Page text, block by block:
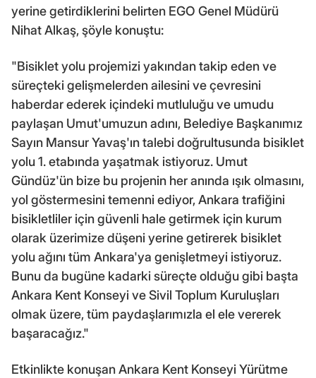
yerine getirdiklerini belirten EGO Genel Müdürü
Nihat Alkaş, şöyle konuştu:
"Bisiklet yolu projemizi yakından takip eden ve
süreçteki gelişmelerden ailesini ve çevresini
haberdar ederek içindeki mutluluğu ve umudu
paylaşan Umut'umuzun adını, Belediye Başkanımız
Sayın Mansur Yavaş'ın talebi doğrultusunda bisiklet
yolu 1. etabında yaşatmak istiyoruz. Umut
Gündüz'ün bize bu projenin her anında ışık olmasını,
yol göstermesini temenni ediyor, Ankara trafiğini
bisikletliler için güvenli hale getirmek için kurum
olarak üzerimize düşeni yerine getirerek bisiklet
yolu ağını tüm Ankara'ya genişletmeyi istiyoruz.
Bunu da bugüne kadarki süreçte olduğu gibi başta
Ankara Kent Konseyi ve Sivil Toplum Kuruluşları
olmak üzere, tüm paydaşlarımızla el ele vererek
başaracağız."
Etkinlikte konuşan Ankara Kent Konseyi Yürütme